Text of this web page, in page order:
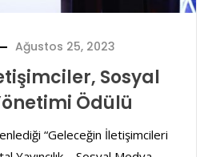
Ağustos 25, 2023
Sosyal
Ödülü
“Geleceğin İletişimcileri